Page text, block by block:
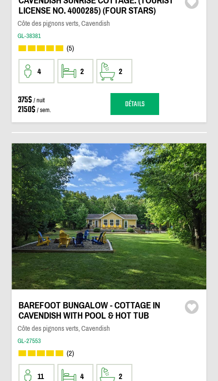
LICENSE NO. 4000285) (FOUR STARS)
Côte des pignons verts, Cavendish
GL-38381
(5)
4 2 2
375$ / nuit
2150$ / sem. DÉTAILS
BAREFOOT BUNGALOW - COTTAGE IN
CAVENDISH WITH POOL & HOT TUB
Côte des pignons verts, Cavendish
GL-27553
(2)
11 4 2